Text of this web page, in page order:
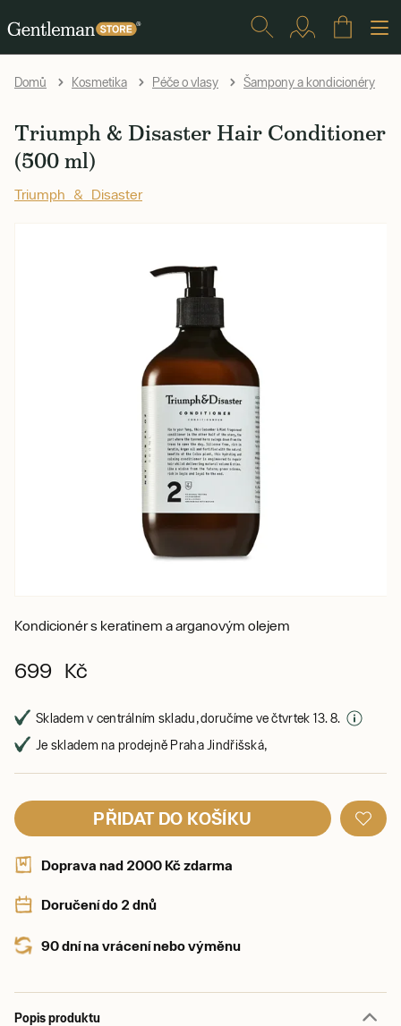
Domů Kosmetika Péče o vlasy Šampony a kondicionéry
Triumph & Disaster Hair Conditioner
(500 ml)
Triumph & Disaster
Kondicionér s keratinem a arganovým olejem
699 Kč
Skladem v centrálním skladu, doručíme ve čtvrtek 13. 8.
Je skladem na prodejně Praha Jindřišská,
PŘIDAT DO KOŠÍKU
Doprava nad 2000 Kč zdarma
Doručení do 2 dnů
90 dní na vrácení nebo výměnu
Popis produktu